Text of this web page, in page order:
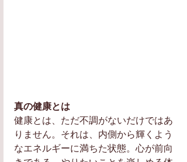
真の健康とは
健康とは、ただ不調がないだけではあ
りません。それは、内側から輝くよう
なエネルギーに満ちた状態。心が前向